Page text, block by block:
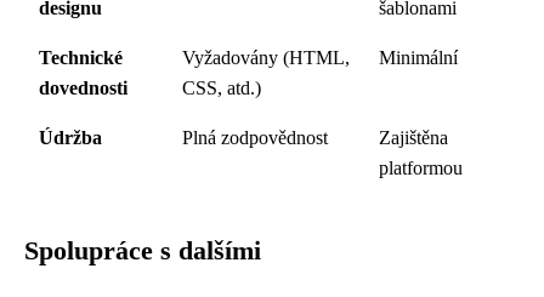
designu
šablonami
Technické
dovednosti
Vyžadovány (HTML,
CSS, atd.)
Minimální
Údržba Plná zodpovědnost
Zajištěna
platformou
Spolupráce s dalšími